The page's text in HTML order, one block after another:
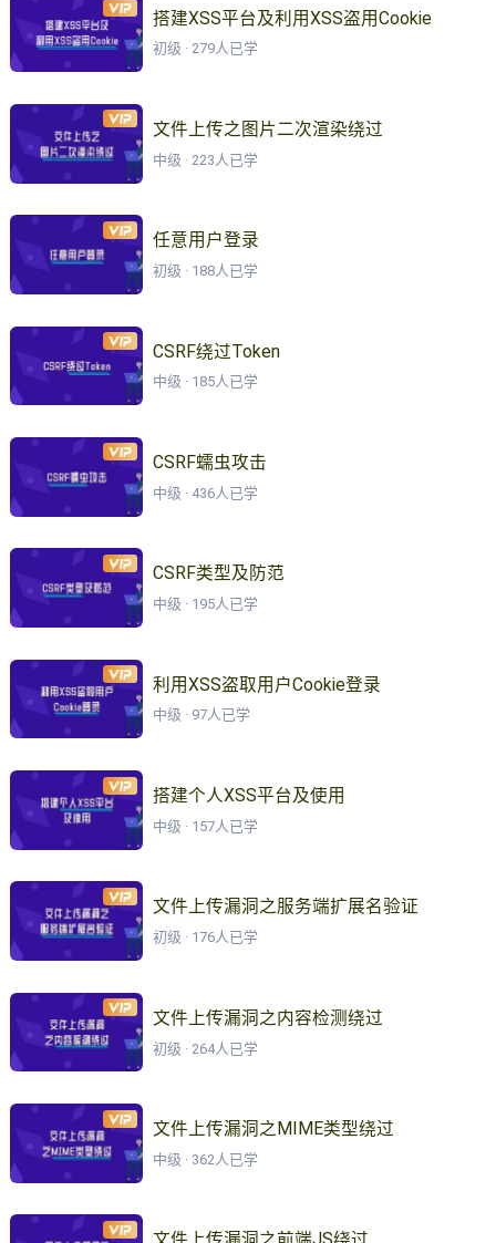
搭建XSS平台及利用XSS盗用Cookie
初级 · 279人已学
文件上传之图片二次渲染绕过
中级 · 223人已学
任意用户登录
初级 · 188人已学
CSRF绕过Token
中级 · 185人已学
CSRF蠕虫攻击
中级 · 436人已学
CSRF类型及防范
中级 · 195人已学
利用XSS盗取用户Cookie登录
中级 · 97人已学
搭建个人XSS平台及使用
中级 · 157人已学
文件上传漏洞之服务端扩展名验证
初级 · 176人已学
文件上传漏洞之内容检测绕过
初级 · 264人已学
文件上传漏洞之MIME类型绕过
中级 · 362人已学